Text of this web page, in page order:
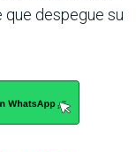
despegue su